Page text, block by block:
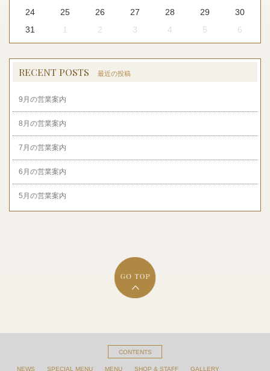
24
25 26 27 28 29
30
31
1 2 3 4 5 6
RECENT POSTS 最近の投稿
9月の営業案内
8月の営業案内
7月の営業案内
6月の営業案内
5月の営業案内
CONTENTS
NEWS SPECIAL MENU MENU SHOP & STAFF GALLERY